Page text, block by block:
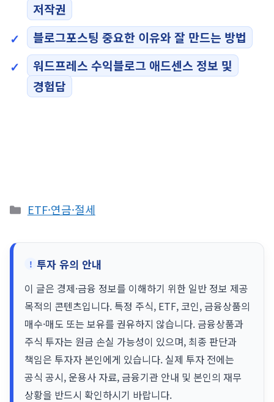
저작권
블로그포스팅 중요한 이유와 잘 만드는 방법
워드프레스 수익블로그 애드센스 정보 및
경험담
카
고
ETF·연금·절세
투자 유의 안내
이 글은 경제·금융 정보를 이해하기 위한 일반 정보 제공
목적의 콘텐츠입니다. 특정 주식, ETF, 코인, 금융상품의
매수·매도 또는 보유를 권유하지 않습니다. 금융상품과
주식 투자는 원금 손실 가능성이 있으며, 최종 판단과
책임은 투자자 본인에게 있습니다. 실제 투자 전에는
공식 공시, 운용사 자료, 금융기관 안내 및 본인의 재무
상황을 반드시 확인하시기 바랍니다.